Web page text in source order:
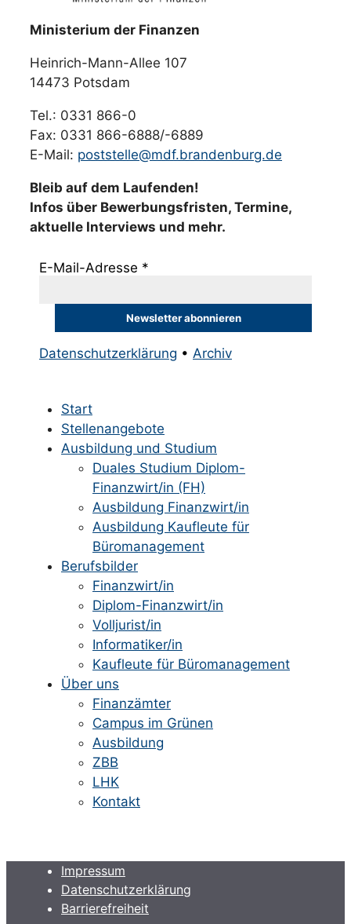
Ministerium der Finanzen
Heinrich-Mann-Allee 107
14473 Potsdam
Tel.: 0331 866-0
Fax: 0331 866-6888/-6889
E-Mail: poststelle@mdf.brandenburg.de
Bleib auf dem Laufenden!
Infos über Bewerbungsfristen, Termine,
aktuelle Interviews und mehr.
E-Mail-Adresse *
Datenschutzerklärung • Archiv
Start
Stellenangebote
Ausbildung und Studium
Duales Studium Diplom-
Finanzwirt/in (FH)
Ausbildung Finanzwirt/in
Ausbildung Kaufleute für
Büromanagement
Berufsbilder
Finanzwirt/in
Diplom-Finanzwirt/in
Volljurist/in
Informatiker/in
Kaufleute für Büromanagement
Über uns
Finanzämter
Campus im Grünen
Ausbildung
ZBB
LHK
Kontakt
Impressum
Datenschutzerklärung
Barrierefreiheit